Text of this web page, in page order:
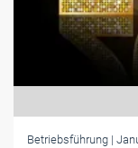
Betriebsführung |